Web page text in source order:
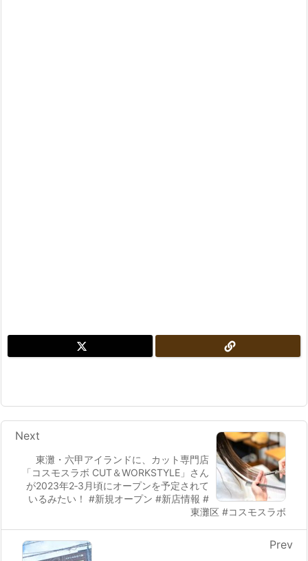
東灘・六甲アイランドに、カット専門店
「コスモスラボ CUT＆WORKSTYLE」さん
が2023年2‐3月頃にオープンを予定されて
いるみたい！ #新規オープン #新店情報 #
東灘区 #コスモスラボ
Next
Prev